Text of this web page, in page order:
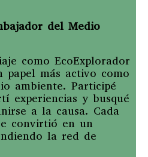
del Medio
como EcoExplorador
papel más activo como
ambiente. Participé
experiencias y busqué
a la causa. Cada
convirtió en un
la red de